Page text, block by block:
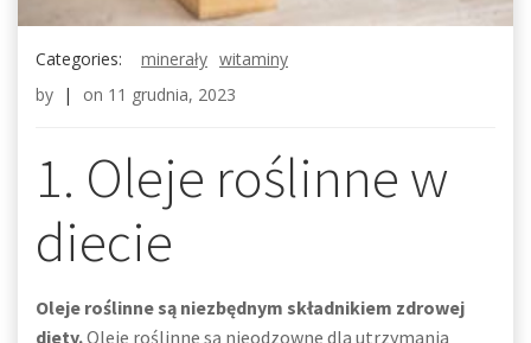
Categories: minerały witaminy
by | on 11 grudnia, 2023
1. Oleje roślinne w
diecie
Oleje roślinne są niezbędnym składnikiem zdrowej
diety.Oleje roślinne są nieodzowne dla utrzymania